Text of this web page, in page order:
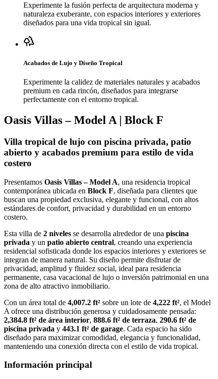
Experimente la fusión perfecta de arquitectura moderna y
naturaleza exuberante, con espacios interiores y exteriores
diseñados para una vida tropical sin igual.
Acabados de Lujo y Diseño Tropical
Experimente la calidez de materiales naturales y acabados
premium en cada rincón, diseñados para integrarse
perfectamente con el entorno tropical.
Oasis Villas – Model A | Block F
Villa tropical de lujo con piscina privada, patio
abierto y acabados premium para estilo de vida
costero
Presentamos Oasis Villas – Model A, una residencia tropical
contemporánea ubicada en Block F, diseñada para clientes que
buscan una propiedad exclusiva, elegante y funcional, con altos
estándares de confort, privacidad y durabilidad en un entorno
costero.
Esta villa de 2 niveles se desarrolla alrededor de una piscina
privada y un patio abierto central, creando una experiencia
residencial sofisticada donde los espacios interiores y exteriores se
integran de manera natural. Su diseño permite disfrutar de
privacidad, amplitud y fluidez social, ideal para residencia
permanente, casa vacacional de lujo o inversión patrimonial en una
zona de alto atractivo inmobiliario.
Con un área total de 4,007.2 ft² sobre un lote de 4,222 ft², el Model
A ofrece una distribución generosa y cuidadosamente pensada:
2,384.8 ft² de área interior, 888.6 ft² de terraza, 290.6 ft² de
piscina privada y 443.1 ft² de garage. Cada espacio ha sido
diseñado para maximizar comodidad, elegancia y funcionalidad,
manteniendo una conexión directa con el estilo de vida tropical.
Información principal